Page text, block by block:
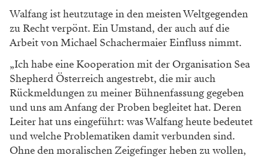
Walfang ist heutzutage in den meisten Weltgegenden
zu Recht verpönt. Ein Umstand, der auch auf die
Arbeit von Michael Schachermaier Einfluss nimmt.
„Ich habe eine Kooperation mit der Organisation Sea
Shepherd Österreich angestrebt, die mir auch
Rückmeldungen zu meiner Bühnenfassung gegeben
und uns am Anfang der Proben begleitet hat. Deren
Leiter hat uns eingeführt: was Walfang heute bedeutet
und welche Problematiken damit verbunden sind.
Ohne den moralischen Zeigefinger heben zu wollen,